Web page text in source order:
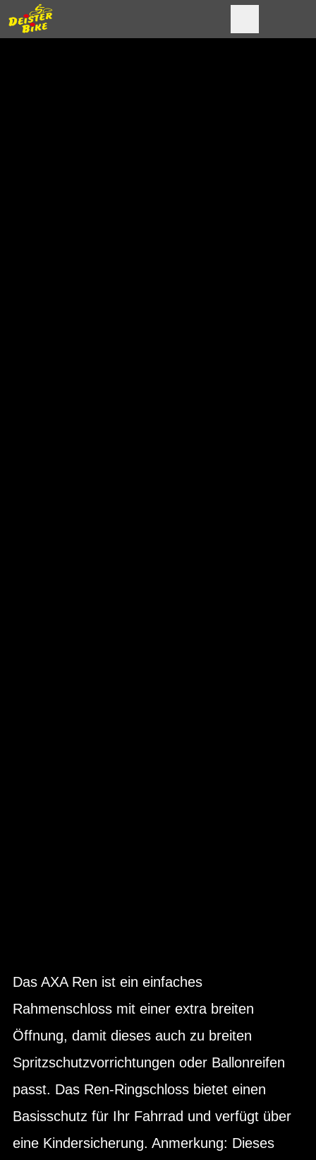
Das AXA Ren ist ein einfaches
Rahmenschloss mit einer extra breiten
Öffnung, damit dieses auch zu breiten
Spritzschutzvorrichtungen oder Ballonreifen
passt. Das Ren-Ringschloss bietet einen
Basisschutz für Ihr Fahrrad und verfügt über
eine Kindersicherung. Anmerkung: Dieses